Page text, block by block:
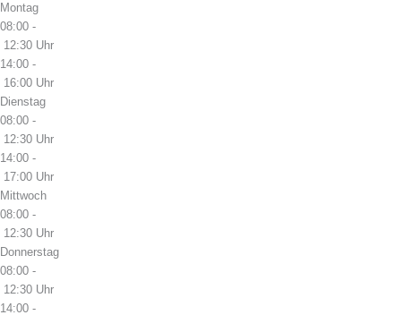
Montag
08:00 -
12:30 Uhr
14:00 -
16:00 Uhr
Dienstag
08:00 -
12:30 Uhr
14:00 -
17:00 Uhr
Mittwoch
08:00 -
12:30 Uhr
Donnerstag
08:00 -
12:30 Uhr
14:00 -